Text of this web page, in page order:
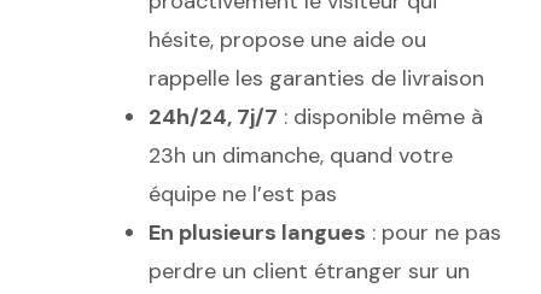
hésite, propose une aide ou
rappelle les garanties de livraison
24h/24, 7j/7 : disponible même à
23h un dimanche, quand votre
équipe ne l’est pas
En plusieurs langues : pour ne pas
perdre un client étranger sur un